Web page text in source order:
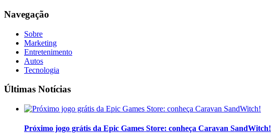
Navegação
Sobre
Marketing
Entretenimento
Autos
Tecnologia
Últimas Notícias
Próximo jogo grátis da Epic Games Store: conheça Caravan SandWitch!